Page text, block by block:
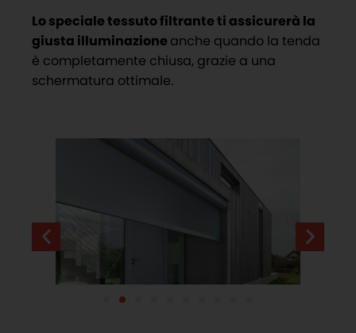
Lo speciale tessuto filtrante ti assicurerà la
giusta illuminazione anche quando la tenda
è completamente chiusa, grazie a una
schermatura ottimale.